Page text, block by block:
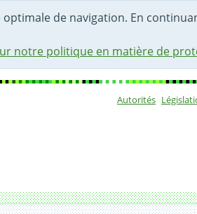
de navigation. En
notre politique en matière de
Autorités